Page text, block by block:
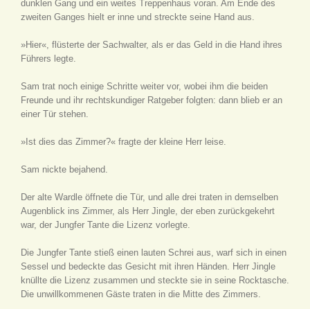
dunklen Gang und ein weites Treppenhaus voran. Am Ende des
zweiten Ganges hielt er inne und streckte seine Hand aus.
»Hier«, flüsterte der Sachwalter, als er das Geld in die Hand ihres
Führers legte.
Sam trat noch einige Schritte weiter vor, wobei ihm die beiden
Freunde und ihr rechtskundiger Ratgeber folgten: dann blieb er an
einer Tür stehen.
»Ist dies das Zimmer?« fragte der kleine Herr leise.
Sam nickte bejahend.
Der alte Wardle öffnete die Tür, und alle drei traten in demselben
Augenblick ins Zimmer, als Herr Jingle, der eben zurückgekehrt
war, der Jungfer Tante die Lizenz vorlegte.
Die Jungfer Tante stieß einen lauten Schrei aus, warf sich in einen
Sessel und bedeckte das Gesicht mit ihren Händen. Herr Jingle
knüllte die Lizenz zusammen und steckte sie in seine Rocktasche.
Die unwillkommenen Gäste traten in die Mitte des Zimmers.